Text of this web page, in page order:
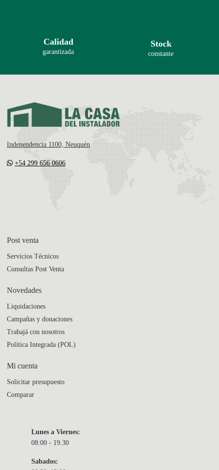
Calidad
garantizada
Stock
constante
Independencia 1100, Neuquén
+54 299 656 0606
Post venta
Servicios Técnicos
Consultas Post Venta
Novedades
Liquidaciones
Campañas y donaciones
Trabajá con nosotros
Política Integrada (POL)
Mi cuenta
Solicitar presupuesto
Comparar
Lunes a Viernes:
08:00 - 19.30
Sabados: